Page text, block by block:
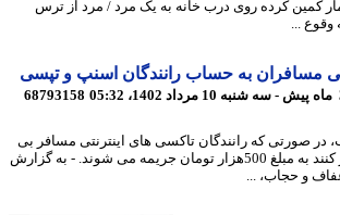
کرده روی درب خانه به یک مرد / مرد از ترس
...
به حساب رانندگان اسنپ و تپسی
68793158
که رانندگان تاکسی های اینترنتی مسافر بی
حجاب و یا بدحجاب سوار کنند به مبلغ 500هزار تومان جریمه می شوند. - به گزارش
و حجاب، ...